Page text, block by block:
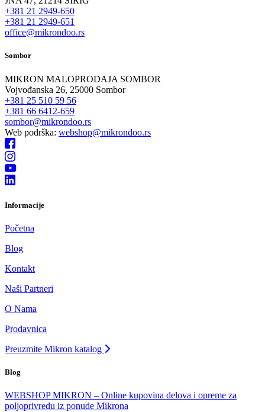
+381 21 2949-650
+381 21 2949-651
office@mikrondoo.rs
Sombor
MIKRON MALOPRODAJA SOMBOR
Vojvođanska 26, 25000 Sombor
+381 25 510 59 56
+381 66 6412-659
sombor@mikrondoo.rs
Web podrška: webshop@mikrondoo.rs
Informacije
Početna
Blog
Kontakt
Naši Partneri
O Nama
Prodavnica
Preuzmite Mikron katalog
Blog
WEBSHOP MIKRON – Online kupovina delova i opreme za
poljoprivredu iz ponude Mikrona